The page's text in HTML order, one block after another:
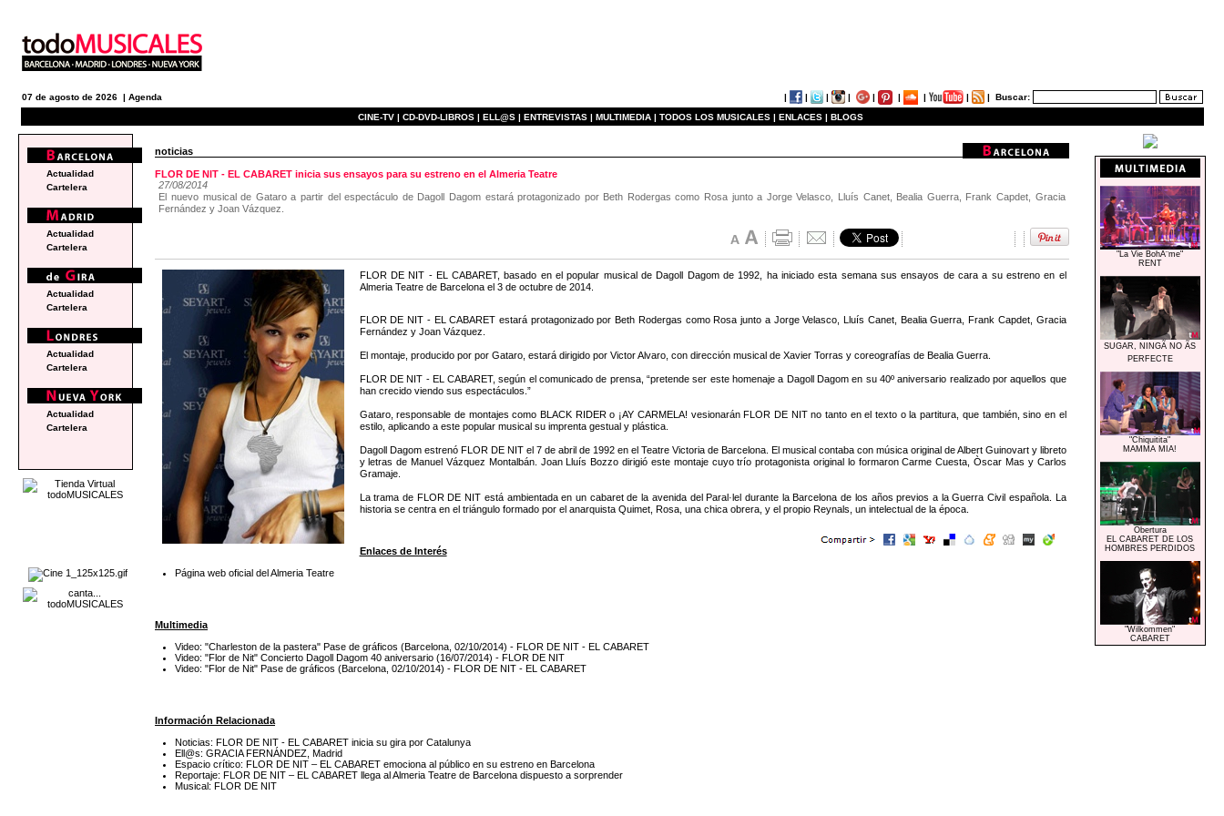
07 de agosto de 2026 | Agenda | | | | | | | | | Buscar:
CINE-TV | CD-DVD-LIBROS | ELL@S | ENTREVISTAS | MULTIMEDIA | TODOS LOS MUSICALES | ENLACES | BLOGS
noticias
FLOR DE NIT - EL CABARET inicia sus ensayos para su estreno en el Almeria Teatre
27/08/2014
El nuevo musical de Gataro a partir del espectáculo de Dagoll Dagom estará protagonizado por Beth Rodergas como Rosa junto a Jorge Velasco, Lluís Canet, Bealia Guerra, Frank Capdet, Gracia
Fernández y Joan Vázquez.
FLOR DE NIT - EL CABARET, basado en el popular musical de Dagoll Dagom de 1992, ha iniciado esta semana sus ensayos de cara a su estreno en el
Almeria Teatre de Barcelona el 3 de octubre de 2014.
FLOR DE NIT - EL CABARET estará protagonizado por Beth Rodergas como Rosa junto a Jorge Velasco, Lluís Canet, Bealia Guerra, Frank Capdet, Gracia
Fernández y Joan Vázquez.
El montaje, producido por por Gataro, estará dirigido por Victor Alvaro, con dirección musical de Xavier Torras y coreografías de Bealia Guerra.
FLOR DE NIT - EL CABARET, según el comunicado de prensa, “pretende ser este homenaje a Dagoll Dagom en su 40º aniversario realizado por aquellos que
han crecido viendo sus espectáculos.”
Gataro, responsable de montajes como BLACK RIDER o ¡AY CARMELA! vesionarán FLOR DE NIT no tanto en el texto o la partitura, que también, sino en el
estilo, aplicando a este popular musical su imprenta gestual y plástica.
Dagoll Dagom estrenó FLOR DE NIT el 7 de abril de 1992 en el Teatre Victoria de Barcelona. El musical contaba con música original de Albert Guinovart y libreto
y letras de Manuel Vázquez Montalbán. Joan Lluís Bozzo dirigió este montaje cuyo trío protagonista original lo formaron Carme Cuesta, Òscar Mas y Carlos
Gramaje.
La trama de FLOR DE NIT está ambientada en un cabaret de la avenida del Paral·lel durante la Barcelona de los años previos a la Guerra Civil española. La
historia se centra en el triángulo formado por el anarquista Quimet, Rosa, una chica obrera, y el propio Reynals, un intelectual de la época.
Enlaces de Interés
Página web oficial del Almeria Teatre
Multimedia
Video: "Charleston de la pastera" Pase de gráficos (Barcelona, 02/10/2014) - FLOR DE NIT - EL CABARET
Video: "Flor de Nit" Concierto Dagoll Dagom 40 aniversario (16/07/2014) - FLOR DE NIT
Video: "Flor de Nit" Pase de gráficos (Barcelona, 02/10/2014) - FLOR DE NIT - EL CABARET
Información Relacionada
Noticias: FLOR DE NIT - EL CABARET inicia su gira por Catalunya
Ell@s: GRACIA FERNÁNDEZ, Madrid
Espacio crítico: FLOR DE NIT – EL CABARET emociona al público en su estreno en Barcelona
Reportaje: FLOR DE NIT – EL CABARET llega al Almeria Teatre de Barcelona dispuesto a sorprender
Musical: FLOR DE NIT
Actualidad
Cartelera
Actualidad
Cartelera
Actualidad
Cartelera
Actualidad
Cartelera
Actualidad
Cartelera
"La Vie BohÃ¨me"
RENT
SUGAR, NINGÃ NO ÃS
PERFECTE
"Chiquitita"
MAMMA MIA!
Obertura
EL CABARET DE LOS
HOMBRES PERDIDOS
"Wilkommen"
CABARET